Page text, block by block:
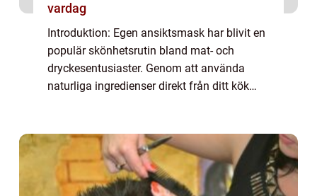
vardag
Introduktion: Egen ansiktsmask har blivit en
populär skönhetsrutin bland mat- och
dryckesentusiaster. Genom att använda
naturliga ingredienser direkt från ditt kök